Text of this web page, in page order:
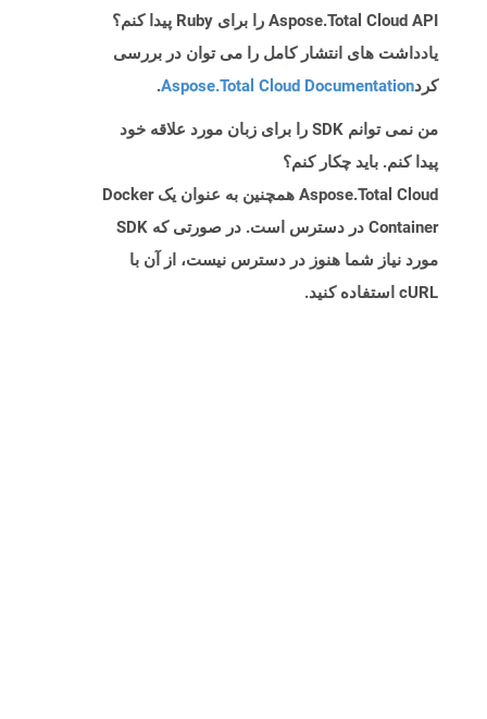
Aspose.Total Cloud API را برای Ruby پیدا کنم؟
یادداشت های انتشار کامل را می توان در بررسی
کردAspose.Total Cloud Documentation
.
من نمی توانم SDK را برای زبان مورد علاقه خود
پیدا کنم. باید چکار کنم؟
Aspose.Total Cloud همچنین به عنوان یک Docker
Container در دسترس است. در صورتی که SDK
مورد نیاز شما هنوز در دسترس نیست، از آن با
cURL استفاده کنید.